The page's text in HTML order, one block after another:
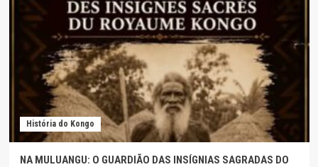
História do Kongo
NA MULUANGU: O GUARDIÃO DAS INSÍGNIAS SAGRADAS DO